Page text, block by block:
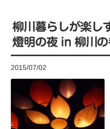
柳川暮らしが楽し
燈明の夜 in 柳川の
2015/07/02